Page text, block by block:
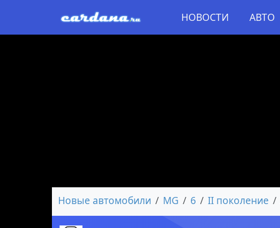
НОВОСТИ АВТО
Новые автомобили MG 6 II поколение